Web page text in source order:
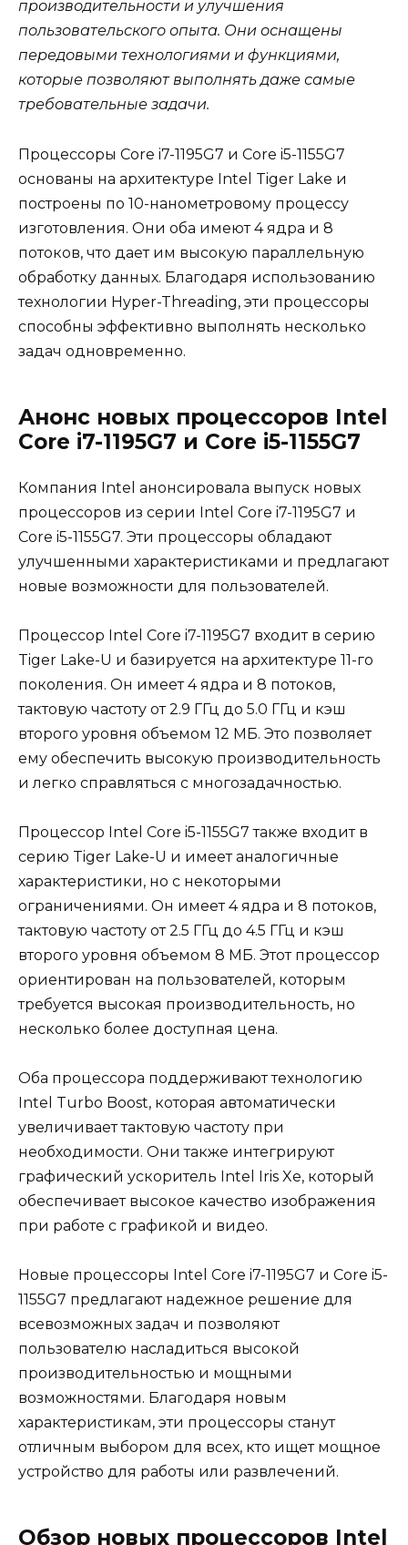
производительности и улучшения
пользовательского опыта. Они оснащены
передовыми технологиями и функциями,
которые позволяют выполнять даже самые
требовательные задачи.
Процессоры Core i7-1195G7 и Core i5-1155G7
основаны на архитектуре Intel Tiger Lake и
построены по 10-нанометровому процессу
изготовления. Они оба имеют 4 ядра и 8
потоков, что дает им высокую параллельную
обработку данных. Благодаря использованию
технологии Hyper-Threading, эти процессоры
способны эффективно выполнять несколько
задач одновременно.
Анонс новых процессоров Intel
Core i7-1195G7 и Core i5-1155G7
Компания Intel анонсировала выпуск новых
процессоров из серии Intel Core i7-1195G7 и
Core i5-1155G7. Эти процессоры обладают
улучшенными характеристиками и предлагают
новые возможности для пользователей.
Процессор Intel Core i7-1195G7 входит в серию
Tiger Lake-U и базируется на архитектуре 11-го
поколения. Он имеет 4 ядра и 8 потоков,
тактовую частоту от 2.9 ГГц до 5.0 ГГц и кэш
второго уровня объемом 12 МБ. Это позволяет
ему обеспечить высокую производительность
и легко справляться с многозадачностью.
Процессор Intel Core i5-1155G7 также входит в
серию Tiger Lake-U и имеет аналогичные
характеристики, но с некоторыми
ограничениями. Он имеет 4 ядра и 8 потоков,
тактовую частоту от 2.5 ГГц до 4.5 ГГц и кэш
второго уровня объемом 8 МБ. Этот процессор
ориентирован на пользователей, которым
требуется высокая производительность, но
несколько более доступная цена.
Оба процессора поддерживают технологию
Intel Turbo Boost, которая автоматически
увеличивает тактовую частоту при
необходимости. Они также интегрируют
графический ускоритель Intel Iris Xe, который
обеспечивает высокое качество изображения
при работе с графикой и видео.
Новые процессоры Intel Core i7-1195G7 и Core i5-
1155G7 предлагают надежное решение для
всевозможных задач и позволяют
пользователю насладиться высокой
производительностью и мощными
возможностями. Благодаря новым
характеристикам, эти процессоры станут
отличным выбором для всех, кто ищет мощное
устройство для работы или развлечений.
Обзор новых процессоров Intel